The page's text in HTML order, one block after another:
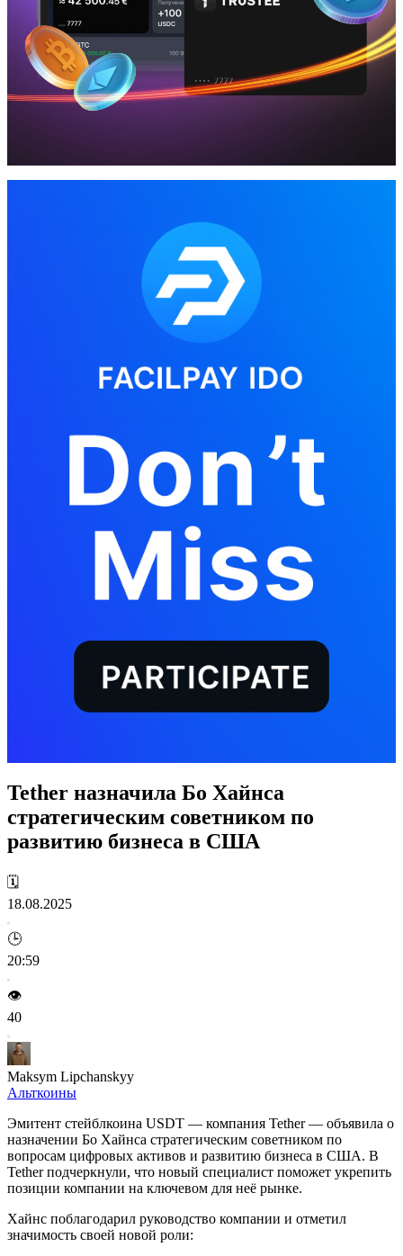
Tether назначила Бо Хайнса
стратегическим советником по
развитию бизнеса в США
🗓️
18.08.2025
🕒
20:59
👁️
40
Maksym Lipchanskyy
Альткоины
Эмитент стейблкоина USDT — компания Tether — объявила о
назначении Бо Хайнса стратегическим советником по
вопросам цифровых активов и развитию бизнеса в США. В
Tether подчеркнули, что новый специалист поможет укрепить
позиции компании на ключевом для неё рынке.
Хайнс поблагодарил руководство компании и отметил
значимость своей новой роли: